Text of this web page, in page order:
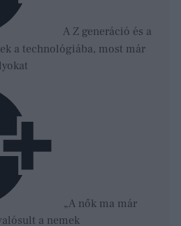
A Z generáció és a
a technológiába, most már
„A nők ma már
a nemek